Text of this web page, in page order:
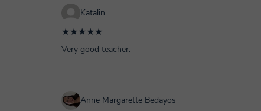
Katalin
★★★★★
Very good teacher.
Anne Margarette Bedayos